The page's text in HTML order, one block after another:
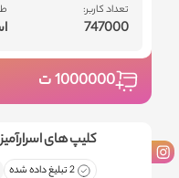
تعداد کاربر:
747000
1000000ت
کلیپ های اسرارآمیز
2 تبلیغ داده شده